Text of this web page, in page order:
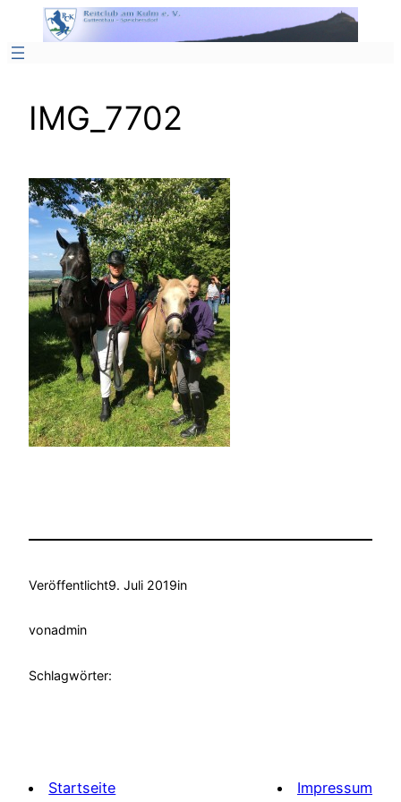
Inhalt
springen
IMG_7702
Veröffentlicht9. Juli 2019in
vonadmin
Schlagwörter:
Startseite
Impressum